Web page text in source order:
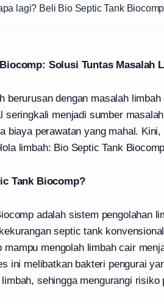
lagi? Beli Bio Septic Tank
Solusi Tuntas Masalah
berurusan dengan masalah
seringkali menjadi sumber
biaya perawatan yang mahal.
limbah: Bio Septic Tank
Tank Biocomp?
adalah sistem pengolahan
septic tank
mampu mengolah limbah cair
ini melibatkan bakteri pengurai
sehingga mengurangi